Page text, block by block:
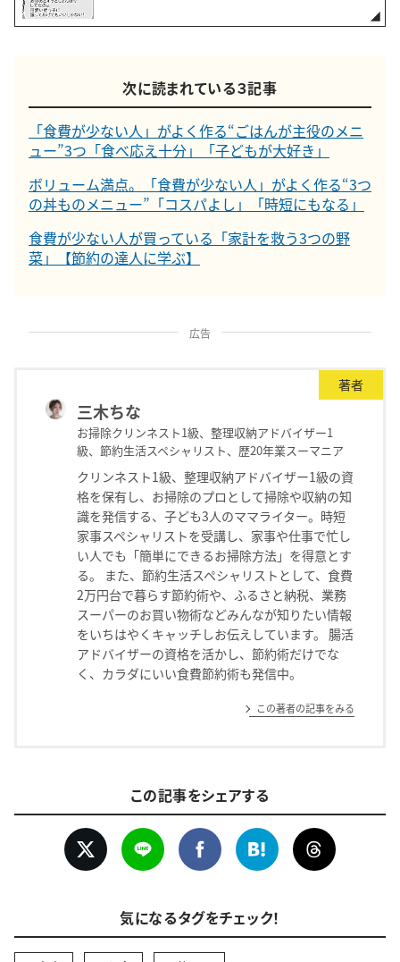
次に読まれている３記事
「食費が少ない人」がよく作る“ごはんが主役のメニ
ュー”3つ「食べ応え十分」「子どもが大好き」
ボリューム満点。「食費が少ない人」がよく作る“3つ
の丼ものメニュー”「コスパよし」「時短にもなる」
食費が少ない人が買っている「家計を救う3つの野
菜」【節約の達人に学ぶ】
広告
著者
三木ちな
お掃除クリンネスト1級、整理収納アドバイザー1
級、節約生活スペシャリスト、歴20年業スーマニア
クリンネスト1級、整理収納アドバイザー1級の資
格を保有し、お掃除のプロとして掃除や収納の知
識を発信する、子ども3人のママライター。時短
家事スペシャリストを受講し、家事や仕事で忙し
い人でも「簡単にできるお掃除方法」を得意とす
る。 また、節約生活スペシャリストとして、食費
2万円台で暮らす節約術や、ふるさと納税、業務
スーパーのお買い物術などみんなが知りたい情報
をいちはやくキャッチしお伝えしています。 腸活
アドバイザーの資格を活かし、節約術だけでな
く、カラダにいい食費節約術も発信中。
この著者の記事をみる
この記事をシェアする
気になるタグをチェック！